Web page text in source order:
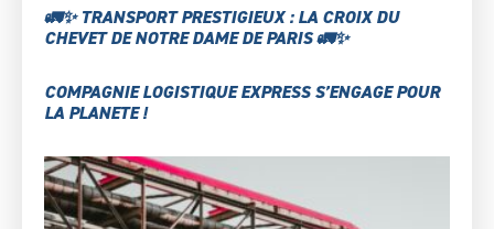
🚛✨ TRANSPORT PRESTIGIEUX : LA CROIX DU
CHEVET DE NOTRE DAME DE PARIS 🚛✨
COMPAGNIE LOGISTIQUE EXPRESS S’ENGAGE POUR
LA PLANETE !